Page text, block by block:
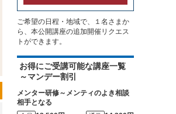
ご希望の日程・地域で、１名さまか
ら、本公開講座の追加開催リクエス
トができます。
お得にご受講可能な講座一覧
～マンデー割引
メンター研修～メンティのよき相談
相手となる